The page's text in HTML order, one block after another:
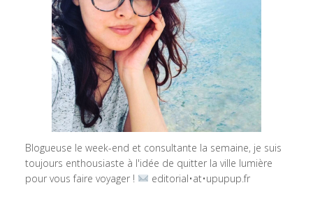
Blogueuse le week-end et consultante la semaine, je suis
toujours enthousiaste à l'idée de quitter la ville lumière
pour vous faire voyager !
editorial•at•upupup.fr